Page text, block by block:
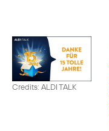
Credits: ALDI TALK